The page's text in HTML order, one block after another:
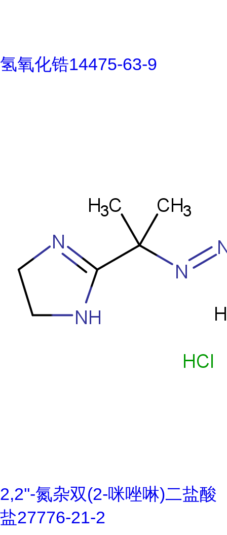
氢氧化锆14475-63-9
2,2''-氮杂双(2-咪唑啉)二盐酸
盐27776-21-2